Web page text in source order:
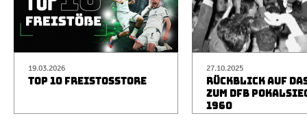
19.03.2026
TOP 10 FREISTOSSTORE
27.10.2025
RÜCKBLICK AUF
ZUM DFB
1960